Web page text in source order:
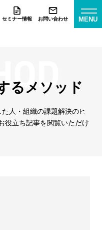
セミナー情報 お問い合わせ MENU
るメソッド
人・組織の課題解決のヒ
役立ち記事を閲覧いただけ